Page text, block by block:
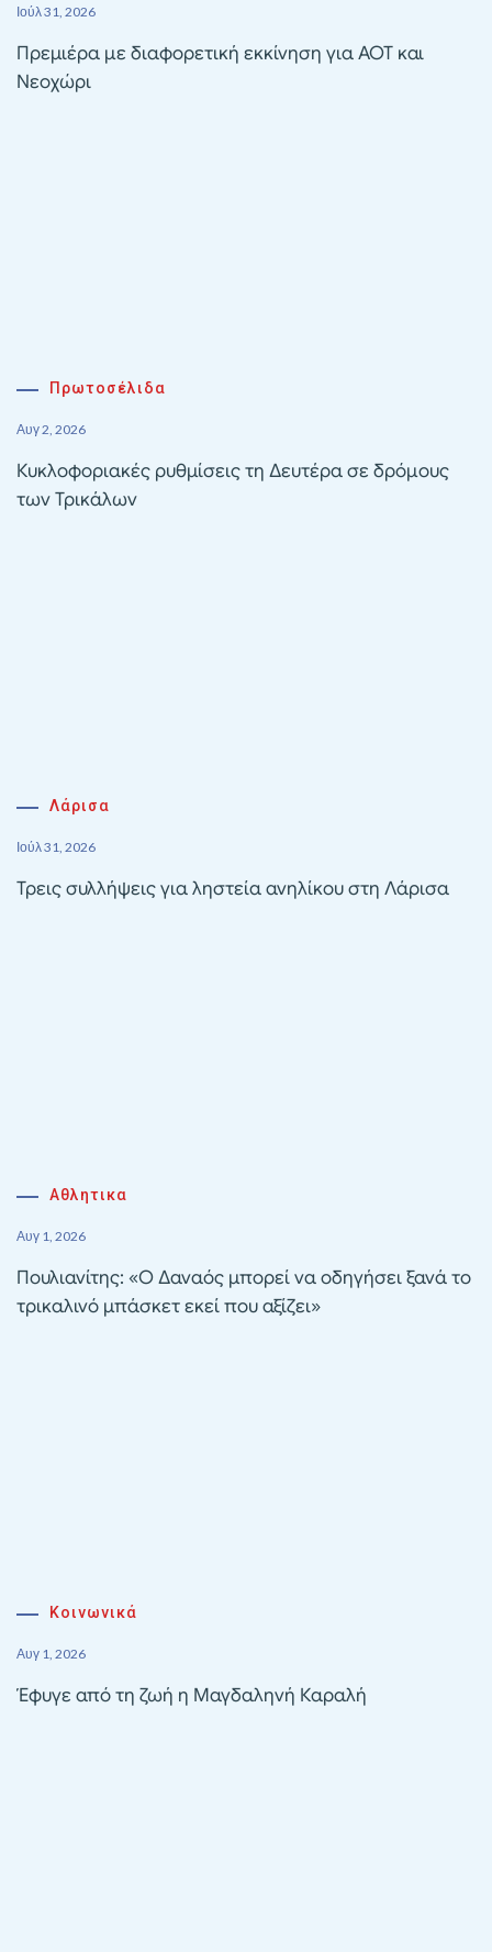
Ιούλ 31, 2026
Πρεμιέρα με διαφορετική εκκίνηση για ΑΟΤ και
Νεοχώρι
Πρωτοσέλιδα
Αυγ 2, 2026
Κυκλοφοριακές ρυθμίσεις τη Δευτέρα σε δρόμους
των Τρικάλων
Λάρισα
Ιούλ 31, 2026
Τρεις συλλήψεις για ληστεία ανηλίκου στη Λάρισα
Αθλητικα
Αυγ 1, 2026
Πουλιανίτης: «Ο Δαναός μπορεί να οδηγήσει ξανά το
τρικαλινό μπάσκετ εκεί που αξίζει»
Κοινωνικά
Αυγ 1, 2026
Έφυγε από τη ζωή η Μαγδαληνή Καραλή